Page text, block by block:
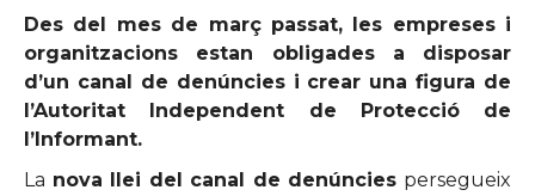
Des del mes de març passat, les empreses i
organitzacions estan obligades a disposar
d’un canal de denúncies i crear una figura de
l’Autoritat Independent de Protecció de
l’Informant.
La nova llei del canal de denúncies persegueix